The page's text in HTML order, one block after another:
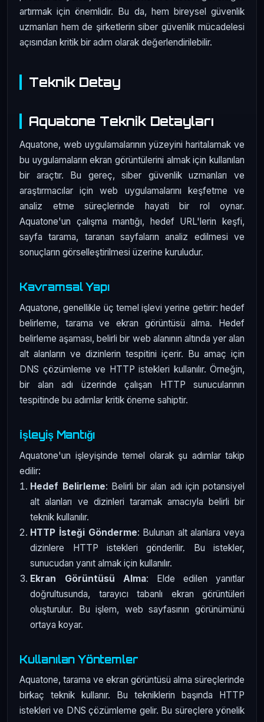
artırmak için önemlidir. Bu da, hem bireysel güvenlik
uzmanları hem de şirketlerin siber güvenlik mücadelesi
açısından kritik bir adım olarak değerlendirilebilir.
Teknik Detay
Aquatone Teknik Detayları
Aquatone, web uygulamalarının yüzeyini haritalamak ve
bu uygulamaların ekran görüntülerini almak için kullanılan
bir araçtır. Bu gereç, siber güvenlik uzmanları ve
araştırmacılar için web uygulamalarını keşfetme ve
analiz etme süreçlerinde hayati bir rol oynar.
Aquatone'un çalışma mantığı, hedef URL'lerin keşfi,
sayfa tarama, taranan sayfaların analiz edilmesi ve
sonuçların görselleştirilmesi üzerine kuruludur.
Kavramsal Yapı
Aquatone, genellikle üç temel işlevi yerine getirir: hedef
belirleme, tarama ve ekran görüntüsü alma. Hedef
belirleme aşaması, belirli bir web alanının altında yer alan
alt alanların ve dizinlerin tespitini içerir. Bu amaç için
DNS çözümleme ve HTTP istekleri kullanılır. Örneğin,
bir alan adı üzerinde çalışan HTTP sunucularının
tespitinde bu adımlar kritik öneme sahiptir.
İşleyiş Mantığı
Aquatone'un işleyişinde temel olarak şu adımlar takip
edilir:
Hedef Belirleme: Belirli bir alan adı için potansiyel
alt alanları ve dizinleri taramak amacıyla belirli bir
teknik kullanılır.
HTTP İsteği Gönderme: Bulunan alt alanlara veya
dizinlere HTTP istekleri gönderilir. Bu istekler,
sunucudan yanıt almak için kullanılır.
Ekran Görüntüsü Alma: Elde edilen yanıtlar
doğrultusunda, tarayıcı tabanlı ekran görüntüleri
oluşturulur. Bu işlem, web sayfasının görünümünü
ortaya koyar.
Kullanılan Yöntemler
Aquatone, tarama ve ekran görüntüsü alma süreçlerinde
birkaç teknik kullanır. Bu tekniklerin başında HTTP
istekleri ve DNS çözümleme gelir. Bu süreçlere yönelik